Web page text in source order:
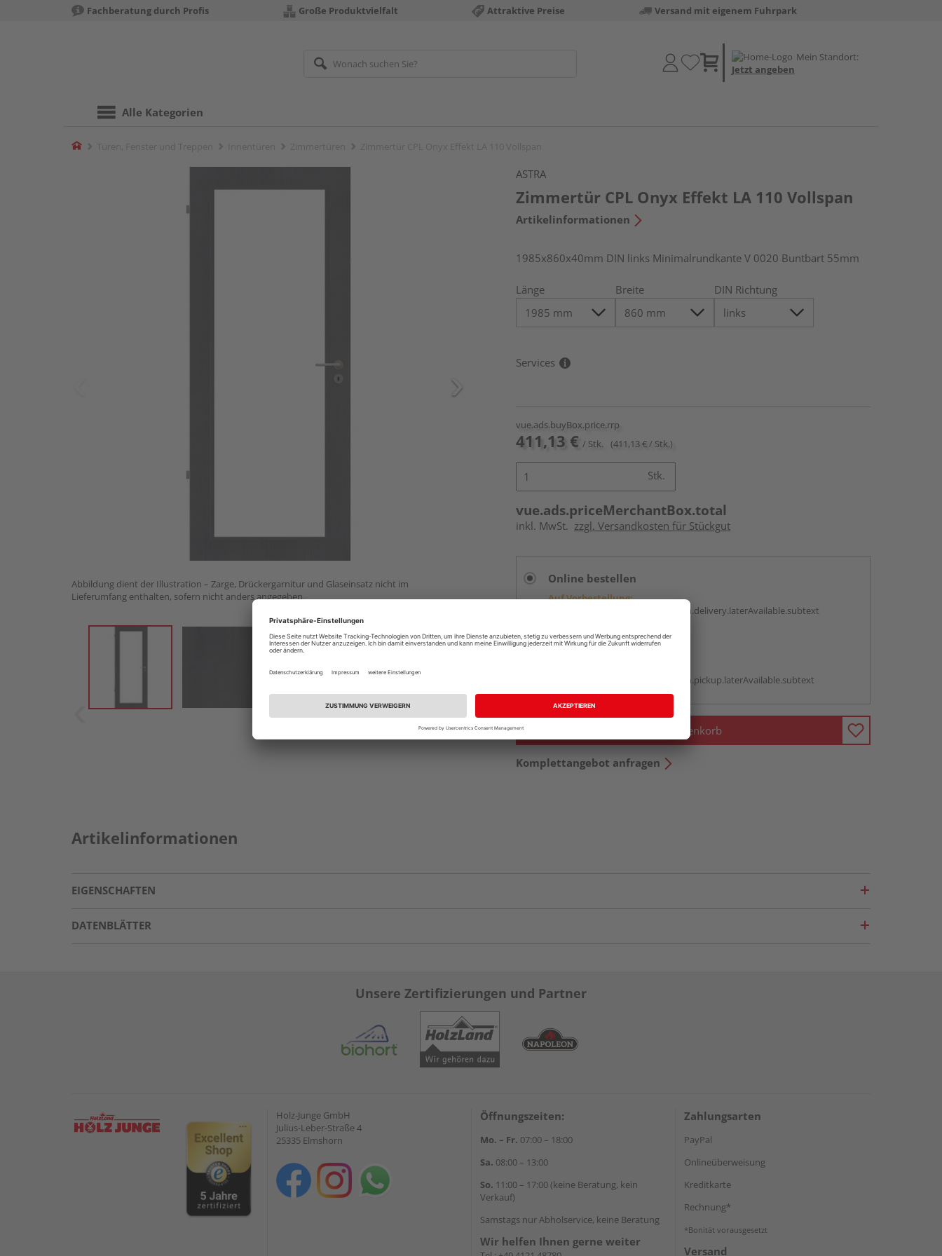
Fachberatung durch Profis Große Produktvielfalt Attraktive Preise Versand mit eigenem Fuhrpark
Mein Standort:
Jetzt angeben
Alle Kategorien
Home
Abbildung dient der Illustration – Zarge, Drückergarnitur und Glaseinsatz nicht im
Lieferumfang enthalten, sofern nicht anders angegeben.
ASTRA
Zimmertür CPL Onyx Effekt LA 110 Vollspan
Artikelinformationen
1985x860x40mm DIN links Minimalrundkante V 0020 Buntbart 55mm
Länge Breite DIN Richtung
Services
vue.ads.buyBox.price.rrp
411,13 € / Stk. (411,13 € / Stk.)
Stk.
vue.ads.priceMerchantBox.total
inkl. MwSt. zzgl. Versandkosten für Stückgut
Online bestellen
Auf Vorbestellung:
vue.ads.priceMerchantBox.option.delivery.laterAvailable.subtext
Beim Händler abholen
vue.ads.priceMerchantBox.option.pickup.laterAvailable.subtext
In den Warenkorb
Komplettangebot anfragen
Artikelinformationen
EIGENSCHAFTEN
DATENBLÄTTER
Unsere Zertifizierungen und Partner
Holz-Junge GmbH
Julius-Leber-Straße 4
25335 Elmshorn
Öffnungszeiten:
Mo. – Fr. 07:00 – 18:00
Sa. 08:00 – 13:00
So. 11:00 – 17:00 (keine Beratung, kein
Verkauf)
Samstags nur Abholservice, keine Beratung
Wir helfen Ihnen gerne weiter
Zahlungsarten
PayPal
Onlineüberweisung
Kreditkarte
Rechnung*
*Bonität vorausgesetzt
Versand